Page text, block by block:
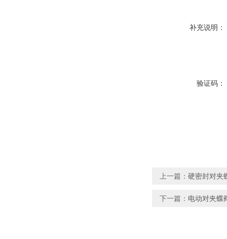
补充说明：
验证码：
上一篇： 硬密封对夹
下一篇： 电动对夹蝶